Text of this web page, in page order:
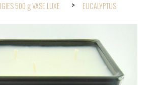
500 g VASE LUXE EUCALYPTUS